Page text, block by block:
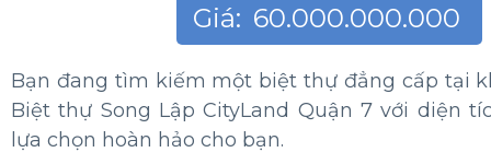
P.Tân Phú, Quận 7